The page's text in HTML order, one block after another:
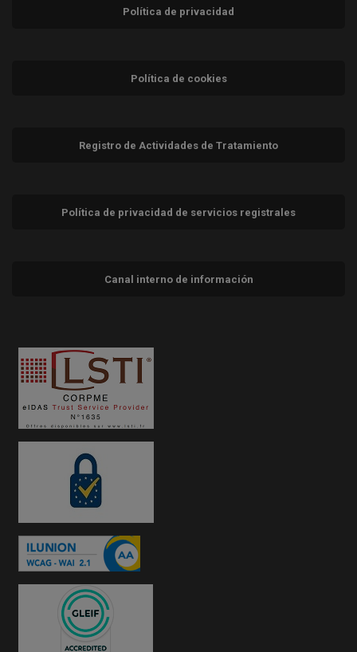
Política de privacidad
Política de cookies
Registro de Actividades de Tratamiento
Política de privacidad de servicios registrales
Canal interno de información